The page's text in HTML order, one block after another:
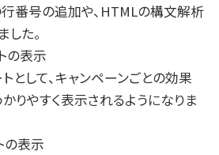
番号の追加や、HTMLの構文解析
た。
の表示
として、キャンペーンごとの効果
りやすく表示されるようになりま
の表示